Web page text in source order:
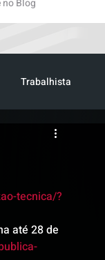
Trabalhista
LOGISTICA
tecnica/?
até 28 de